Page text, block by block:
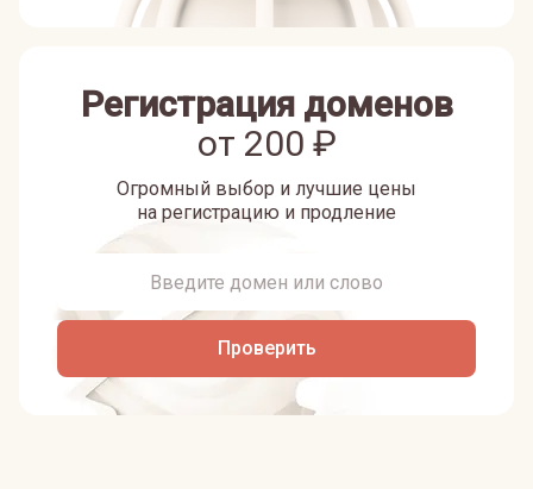
Регистрация доменов
от 200 ₽
Огромный выбор и лучшие цены
на регистрацию и продление
Проверить